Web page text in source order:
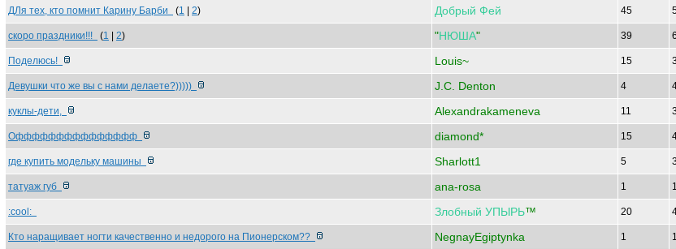
ДЛя тех, кто помнит Карину Барби (1 2) Добрый Фей 45
скоро праздники!!! (1 2) "НЮША" 39
Поделюсь! Louis~ 15
Девушки что же вы с нами делаете?))))) J.C. Denton 4
куклы-дети, Alexandrakameneva 11
Оффффффффффффффф diamond* 15
где купить модельку машины Sharlott1 5
татуаж губ ana-rosa 1
:cool: Злобный УПЫРЬ™ 20
Кто наращивает ногти качественно и недорого на Пионерском?? NegnayEgiptynka 1